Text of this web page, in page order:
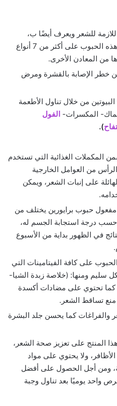
للشعر ويعرف أيضًا ب،
“فيتامين B”، تحتوي هذه الحبوب على أكثر من 7 أنواع
من المعادن الأخرى.
خطر الإصابة بالقشرة ومرض
من خلال تناول الأطعمة
المكسرات- الفول
).
المكملات الغذائية التي تستخدم
من العوامل الخارجية
على إنبات الشعر، ويمكن
مفعول حبوب برايورين يختلف من
درجة استجابة الجسم له،
في الظهور بداية من الأسبوع
على كافة الفيتامينات التي
سليم ومنها: (خلاصة زبدة الشيا-
كما تحتوي على مضادات أكسدة
والفراغات كما يحسن جلد البشرة
المنتج على تعزيز صحة الشعر،
ولا يحتوي على مواد
ومن أجل الحصول على أفضل
واحد يوميًا بعد تناول وجبة